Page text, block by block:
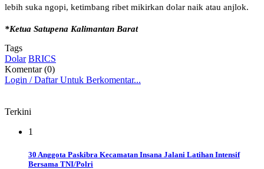
lebih suka ngopi, ketimbang ribet mikirkan dolar naik atau anjlok.
*Ketua Satupena Kalimantan Barat
Tags
Dolar BRICS
Komentar (0)
Login / Daftar Untuk Berkomentar...
Terkini
1
30 Anggota Paskibra Kecamatan Insana Jalani Latihan Intensif
Bersama TNI/Polri